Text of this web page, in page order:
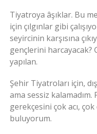
Tiyatroya âşıklar. Bu
için çılgınlar gibi
seyircinin karşısına
gençlerini harcayacak?
yapılan.
Şehir Tiyatroları için,
ama sessiz
gerekçesini çok acı, çok
buluyorum.